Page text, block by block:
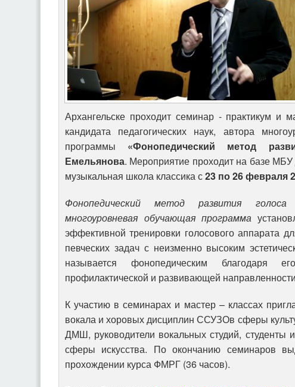
Архангельске проходит семинар - практикум и
кандидата педагогических наук, автора
программы «Фонопедический метод
Емельянова. Мероприятие проходит на базе МБУ
музыкальная школа классика с23 по 26 февраля
Фонопедический метод развития
многоуровневая обучающая программа
эффективной тренировки голосового аппарата
певческих задач с неизменно высоким
называется фонопедическим благодаря
профилактической и развивающей
К участию в семинарах и мастер – классах
вокала и хоровых дисциплин ССУЗОв сферы
ДМШ, руководители вокальных студий, студенты
сферы искусства. По окончанию семинаров
прохождении курса ФМРГ (36 часов).